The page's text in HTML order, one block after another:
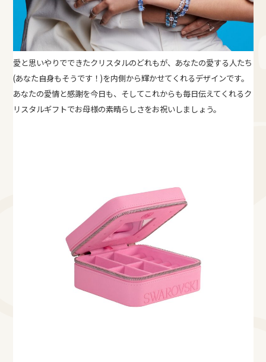
愛と思いやりでできたクリスタルのどれもが、あなたの愛する人たち
(あなた自身もそうです！)を内側から輝かせてくれるデザインです。
あなたの愛情と感謝を今日も、そしてこれからも毎日伝えてくれるク
リスタルギフトでお母様の素晴らしさをお祝いしましょう。